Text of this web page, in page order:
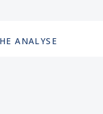
ANALYSE